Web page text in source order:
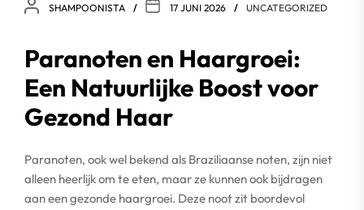
SHAMPOONISTA 17 JUNI 2026 UNCATEGORIZED
Paranoten en Haargroei:
Een Natuurlijke Boost voor
Gezond Haar
Paranoten, ook wel bekend als Braziliaanse noten, zijn niet
alleen heerlijk om te eten, maar ze kunnen ook bijdragen
aan een gezonde haargroei. Deze noot zit boordevol